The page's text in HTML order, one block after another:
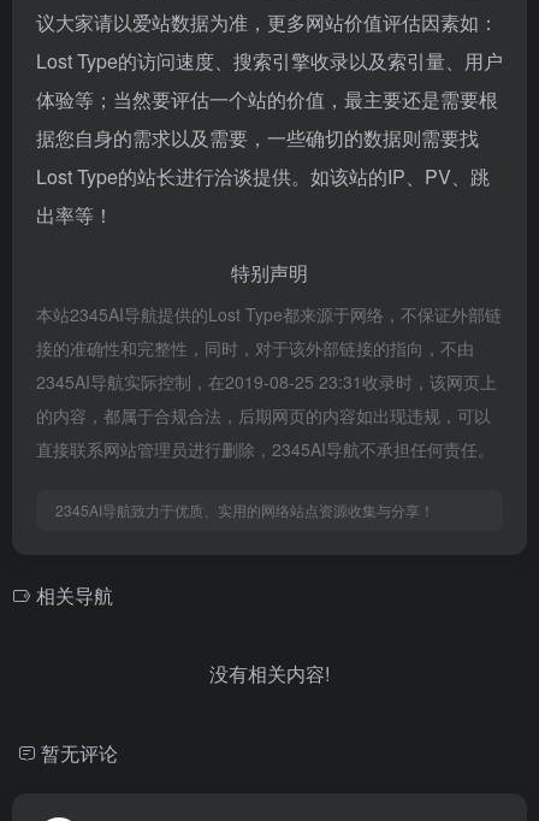
议大家请以爱站数据为准，更多网站价值评估因素如：
Lost Type的访问速度、搜索引擎收录以及索引量、用户
体验等；当然要评估一个站的价值，最主要还是需要根
据您自身的需求以及需要，一些确切的数据则需要找
Lost Type的站长进行洽谈提供。如该站的IP、PV、跳
出率等！
特别声明
本站2345AI导航提供的Lost Type都来源于网络，不保证外部链
接的准确性和完整性，同时，对于该外部链接的指向，不由
2345AI导航实际控制，在2019-08-25 23:31收录时，该网页上
的内容，都属于合规合法，后期网页的内容如出现违规，可以
直接联系网站管理员进行删除，2345AI导航不承担任何责任。
2345AI导航致力于优质、实用的网络站点资源收集与分享！
相关导航
没有相关内容!
暂无评论